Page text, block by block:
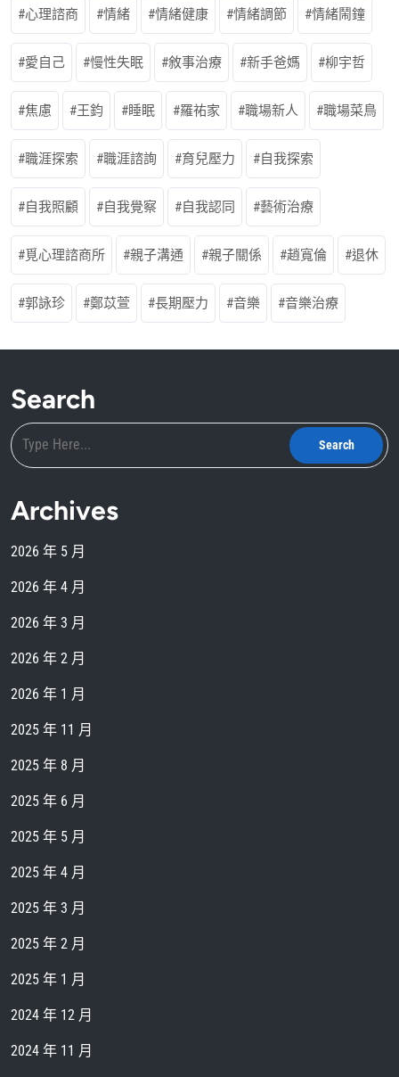
心理諮商 情緒 情緒健康 情緒調節 情緒鬧鐘
愛自己 慢性失眠 敘事治療 新手爸媽 柳宇哲
焦慮 王鈞 睡眠 羅祐家 職場新人 職場菜鳥
職涯探索 職涯諮詢 育兒壓力 自我探索
自我照顧 自我覺察 自我認同 藝術治療
覓心理諮商所 親子溝通 親子關係 趙寬倫 退休
郭詠珍 鄭苡萱 長期壓力 音樂 音樂治療
Search
Archives
2026 年 5 月
2026 年 4 月
2026 年 3 月
2026 年 2 月
2026 年 1 月
2025 年 11 月
2025 年 8 月
2025 年 6 月
2025 年 5 月
2025 年 4 月
2025 年 3 月
2025 年 2 月
2025 年 1 月
2024 年 12 月
2024 年 11 月